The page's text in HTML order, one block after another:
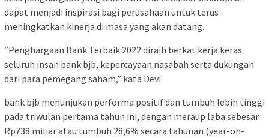
dapat menjadi inspirasi bagi perusahaan untuk terus
meningkatkan kinerja di masa yang akan datang.
“Penghargaan Bank Terbaik 2022 diraih berkat kerja keras
seluruh insan bank bjb, kepercayaan nasabah serta dukungan
dari para pemegang saham,” kata Devi.
bank bjb menunjukan performa positif dan tumbuh lebih tinggi
pada triwulan pertama tahun ini, dengan meraup laba sebesar
Rp738 miliar atau tumbuh 28,6% secara tahunan (year-on-